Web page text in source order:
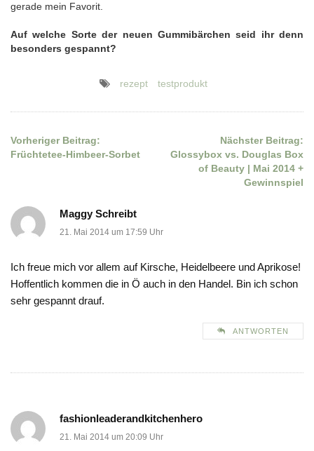
gerade mein Favorit.
Auf welche Sorte der neuen Gummibärchen seid ihr denn
besonders gespannt?
rezept testprodukt
Beitragsnavigation
Vorheriger Beitrag:
Früchtetee-Himbeer-Sorbet
Nächster Beitrag:
Glossybox vs. Douglas Box
of Beauty | Mai 2014 +
Gewinnspiel
Maggy Schreibt
21. Mai 2014 um 17:59 Uhr
Ich freue mich vor allem auf Kirsche, Heidelbeere und Aprikose!
Hoffentlich kommen die in Ö auch in den Handel. Bin ich schon
sehr gespannt drauf.
ANTWORTEN
fashionleaderandkitchenhero
21. Mai 2014 um 20:09 Uhr